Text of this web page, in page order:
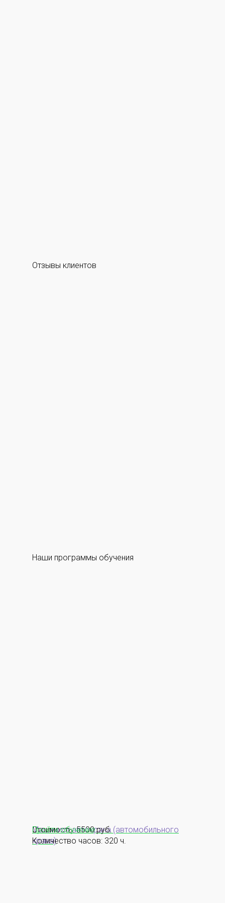
Отзывы клиентов
Наши программы обучения
Машинист автокрана (автомобильного
крана)
Стоимость: 5500 руб.
Количество часов: 320 ч.
Пройти обучение